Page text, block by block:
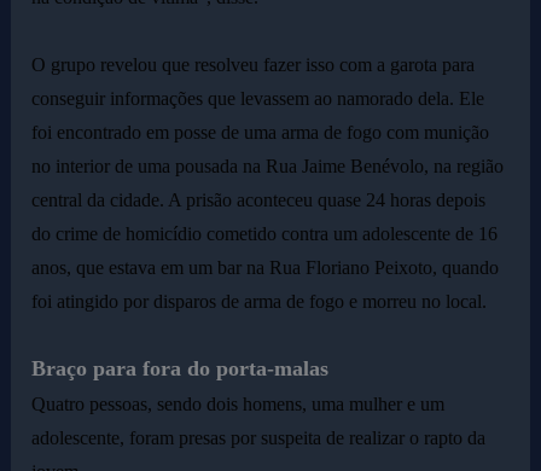
O grupo revelou que resolveu fazer isso com a garota para
conseguir informações que levassem ao namorado dela. Ele
foi encontrado em posse de uma arma de fogo com munição
no interior de uma pousada na Rua Jaime Benévolo, na região
central da cidade. A prisão aconteceu quase 24 horas depois
do crime de homicídio cometido contra um adolescente de 16
anos, que estava em um bar na Rua Floriano Peixoto, quando
foi atingido por disparos de arma de fogo e morreu no local.
Braço para fora do porta-malas
Quatro pessoas, sendo dois homens, uma mulher e um
adolescente, foram presas por suspeita de realizar o rapto da